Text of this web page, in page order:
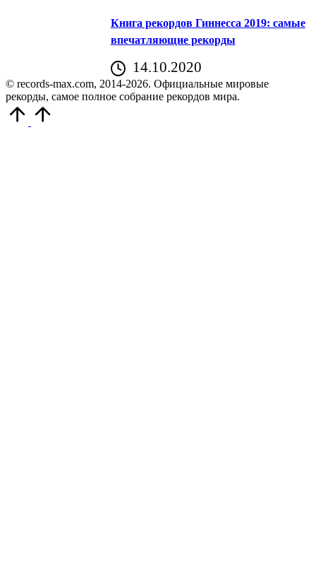
Книга рекордов Гиннесса 2019: самые
впечатляющие рекорды
14.10.2020
© records-max.com, 2014-2026. Официальные мировые
рекорды, самое полное собрание рекордов мира.